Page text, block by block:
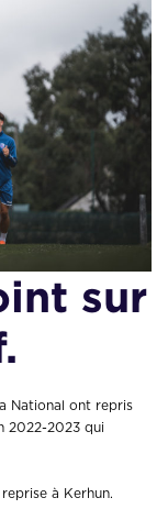
sur
National ont repris
2022-2023 qui
à Kerhun.